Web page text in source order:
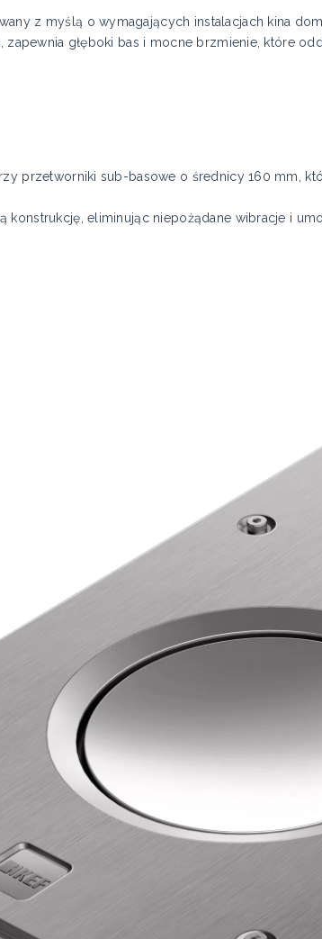
z myślą o wymagających instalacjach kina
zapewnia głęboki bas i mocne brzmienie, które
przetworniki sub-basowe o średnicy 160 mm,
konstrukcję, eliminując niepożądane wibracje i